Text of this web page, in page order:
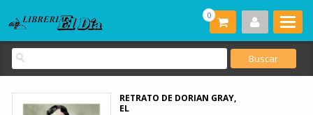
0
RETRATO DE DORIAN GRAY,
EL